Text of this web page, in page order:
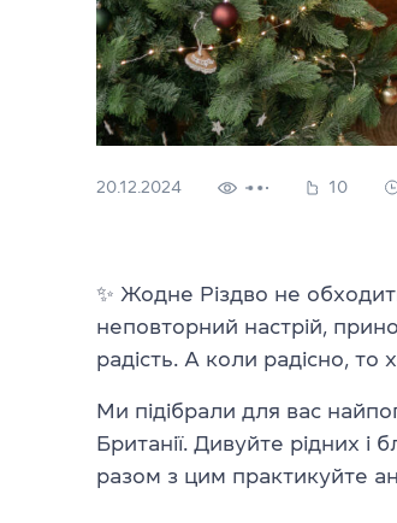
20.12.2024 10
✨ Жодне Різдво не
неповторний настрій,
радість. А коли радісно, то
Ми підібрали для вас
Британії. Дивуйте рідних
разом з цим практикуйте